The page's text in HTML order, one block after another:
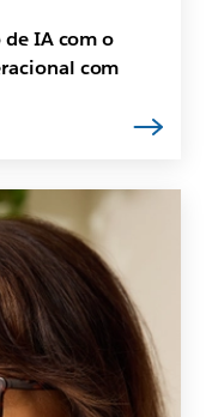
IA com o
com